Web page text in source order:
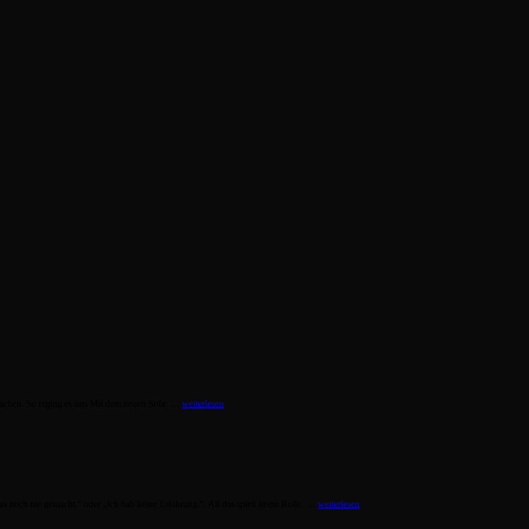
weiterlesen
weiterlesen